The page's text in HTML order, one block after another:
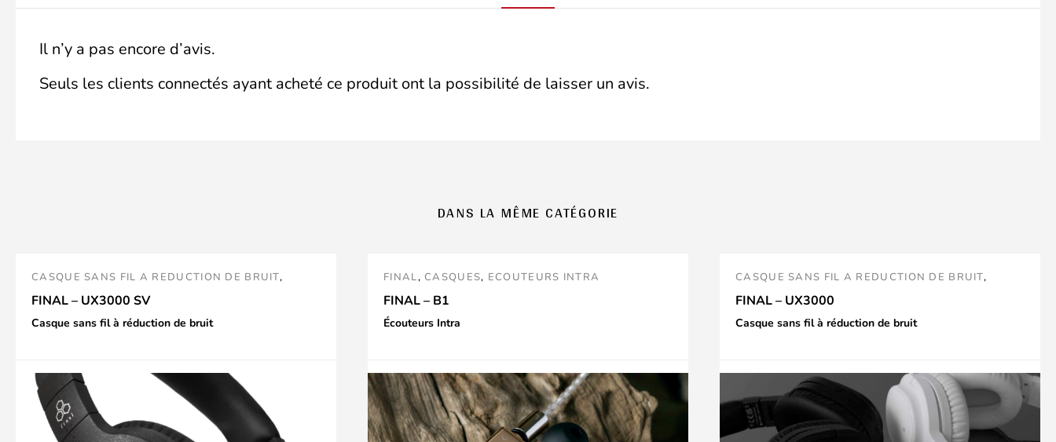
Il n’y a pas encore d’avis.
Seuls les clients connectés ayant acheté ce produit ont la possibilité de laisser un avis.
DANS LA MÊME CATÉGORIE
CASQUE SANS FIL A REDUCTION DE BRUIT,
FINAL
CASQUES
FINAL – UX3000 SV
Casque sans fil à réduction de bruit
FINAL,CASQUES, ECOUTEURS INTRA
FINAL – B1
Écouteurs Intra
CASQUE SANS FIL A REDUCTION DE BRUIT,
FINAL
CASQUES
FINAL – UX3000
Casque sans fil à réduction de bruit